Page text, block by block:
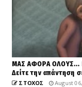
ΜΑΣ ΑΦΟΡΑ ΟΛΟΥΣ...
Δείτε την απάντηση
ΣΤΟΧΟΣ August